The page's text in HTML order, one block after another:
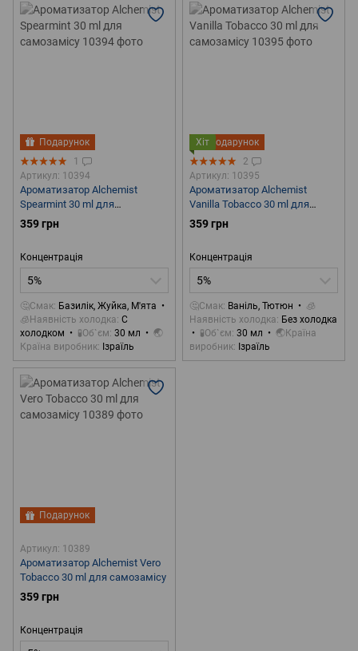
Подарунок
1
Артикул: 10394
Ароматизатор Alchemist
Spearmint 30 ml для
самозамісу
359 грн
Концентрація
5%
🤔Смак Базилік, Жуйка, М'ята
🧊Наявність холодка С
холодком
🧪Об`єм 30 мл
🌏
Країна виробник
Ізраїль
Подарунок
Хіт
2
Артикул: 10395
Ароматизатор Alchemist
Vanilla Tobacco 30 ml для
самозамісу
359 грн
Концентрація
5%
🤔Смак Ваніль, Тютюн
🧊
Наявність холодка
Без холодка
🧪Об`єм 30 мл
🌏Країна
виробник
Ізраїль
Подарунок
Артикул: 10389
Ароматизатор Alchemist Vero
Tobacco 30 ml для самозамісу
359 грн
Концентрація